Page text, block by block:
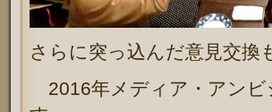
さらに突っ込んだ意見交換
2016年メディア・アン